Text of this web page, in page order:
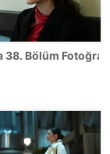
38. Bölüm